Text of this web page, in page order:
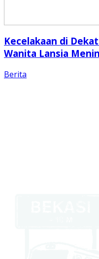
Kecelakaan di
Wanita Lansia
Berita